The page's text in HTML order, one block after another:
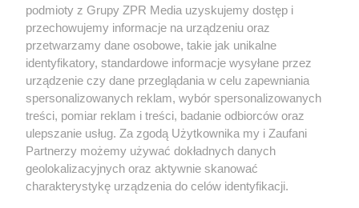
Dofinansowanie do wymiany okien i drzwi
Jeśli podczas termomodernizacji domu zamierzamy
podmioty z Grupy ZPR Media uzyskujemy dostęp i
przechowujemy informacje na urządzeniu oraz
przetwarzamy dane osobowe, takie jak unikalne
identyfikatory, standardowe informacje wysyłane przez
urządzenie czy dane przeglądania w celu zapewniania
spersonalizowanych reklam, wybór spersonalizowanych
treści, pomiar reklam i treści, badanie odbiorców oraz
ulepszanie usług. Za zgodą Użytkownika my i Zaufani
Partnerzy możemy używać dokładnych danych
geolokalizacyjnych oraz aktywnie skanować
charakterystykę urządzenia do celów identyfikacji.